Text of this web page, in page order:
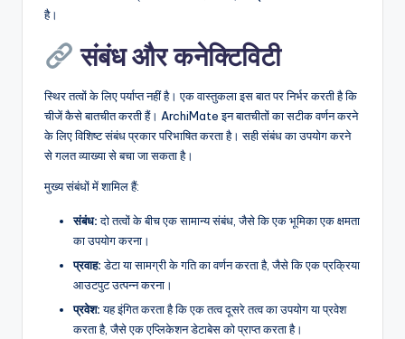
है।
संबंध और कनेक्टिविटी
स्थिर तत्वों के लिए पर्याप्त नहीं है। एक वास्तुकला इस बात पर निर्भर करती है कि
चीजें कैसे बातचीत करती हैं। ArchiMate इन बातचीतों का सटीक वर्णन करने
के लिए विशिष्ट संबंध प्रकार परिभाषित करता है। सही संबंध का उपयोग करने
से गलत व्याख्या से बचा जा सकता है।
मुख्य संबंधों में शामिल हैं:
संबंध:दो तत्वों के बीच एक सामान्य संबंध, जैसे कि एक भूमिका एक क्षमता
का उपयोग करना।
प्रवाह:डेटा या सामग्री के गति का वर्णन करता है, जैसे कि एक प्रक्रिया
आउटपुट उत्पन्न करना।
प्रवेश:यह इंगित करता है कि एक तत्व दूसरे तत्व का उपयोग या प्रवेश
करता है, जैसे एक एप्लिकेशन डेटाबेस को प्राप्त करता है।